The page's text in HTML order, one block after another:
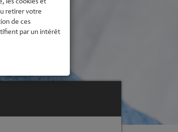
retirer votre
de ces
par un intérêt